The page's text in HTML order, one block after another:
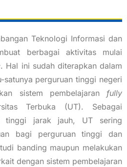
Teknologi Informasi dan
berbagai aktivitas mulai
. Hal ini sudah diterapkan dalam
satunya perguruan tinggi negeri
sistem pembelajaran fully
Terbuka (UT). Sebagai
tinggi jarak jauh, UT sering
bagi perguruan tinggi dan
banding maupun melakukan
dengan sistem pembelajaran